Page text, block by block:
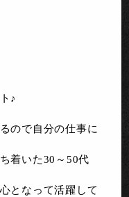
♪
ので自分の仕事に
着いた30～50代
となって活躍して